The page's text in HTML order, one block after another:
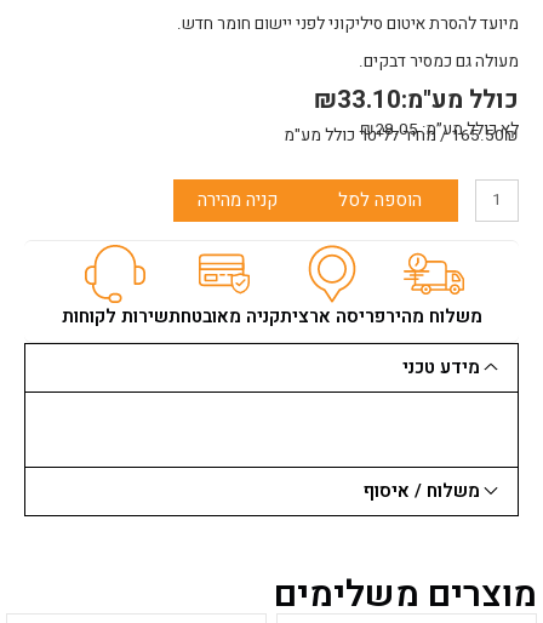
מיועד להסרת איטום סיליקוני לפני יישום חומר חדש.
מעולה גם כמסיר דבקים.
₪33.10כולל מע"מ:
לא כולל מע״מ: ₪28.05
165.50₪ / מחיר לליטר כולל מע"מ
כמות
ודבקים
200
מ"ל
הוספה לסל קניה מהירה
משלוח מהירפריסה ארציתקניה מאובטחתשירות לקוחות
מידע טכני
משלוח / איסוף
מוצרים משלימים